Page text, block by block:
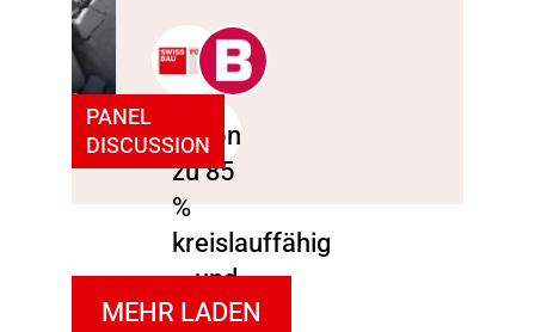
PANEL
DISCUSSION
MEHR LADEN